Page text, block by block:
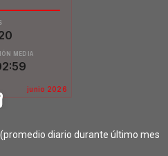
(promedio diario durante último mes